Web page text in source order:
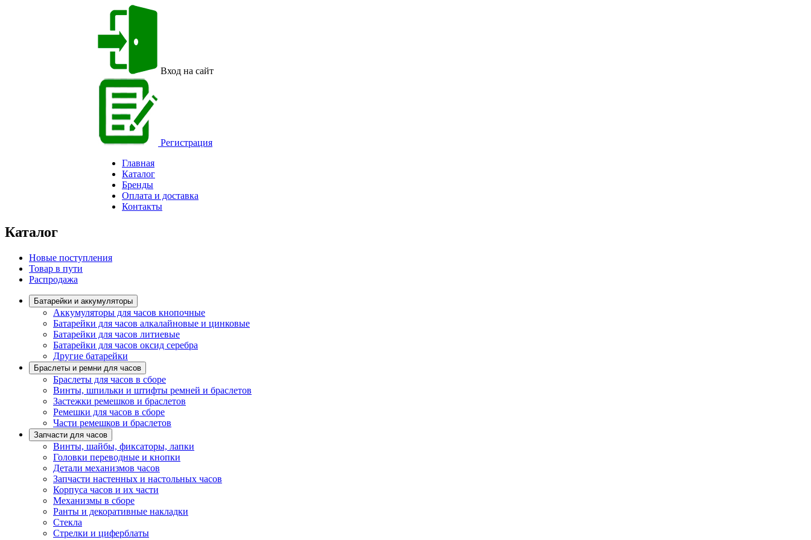
Вход на сайт
Регистрация
Главная
Каталог
Бренды
Оплата и доставка
Контакты
Каталог
Новые поступления
Товар в пути
Распродажа
Батарейки и аккумуляторы
Аккумуляторы для часов кнопочные
Батарейки для часов алкалайновые и цинковые
Батарейки для часов литиевые
Батарейки для часов оксид серебра
Другие батарейки
Браслеты и ремни для часов
Браслеты для часов в сборе
Винты, шпильки и штифты ремней и браслетов
Застежки ремешков и браслетов
Ремешки для часов в сборе
Части ремешков и браслетов
Запчасти для часов
Винты, шайбы, фиксаторы, лапки
Головки переводные и кнопки
Детали механизмов часов
Запчасти настенных и настольных часов
Корпуса часов и их части
Механизмы в сборе
Ранты и декоративные накладки
Стекла
Стрелки и циферблаты